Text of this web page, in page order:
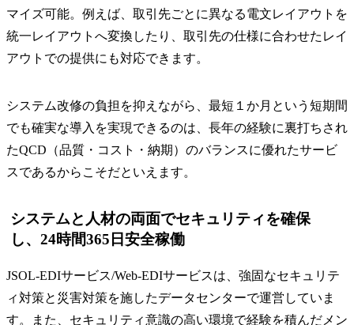
マイズ可能。例えば、取引先ごとに異なる電文レイアウトを
統一レイアウトへ変換したり、取引先の仕様に合わせたレイ
アウトでの提供にも対応できます。
システム改修の負担を抑えながら、最短１か月という短期間
でも確実な導入を実現できるのは、長年の経験に裏打ちされ
たQCD（品質・コスト・納期）のバランスに優れたサービ
スであるからこそだといえます。
システムと人材の両面でセキュリティを確保
し、24時間365日安全稼働
​​JSOL-EDIサービス/Web-EDIサービスは、強固なセキュリテ
ィ対策と災害対策を施したデータセンターで運営していま
す。また、セキュリティ意識の高い環境で経験を積んだメン